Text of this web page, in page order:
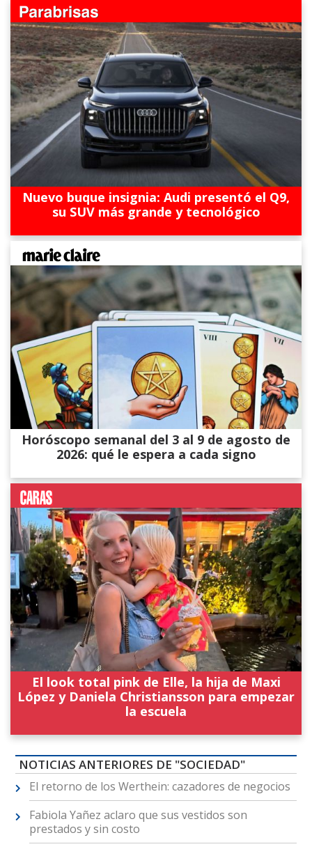
Nuevo buque insignia: Audi presentó el Q9,
su SUV más grande y tecnológico
Horóscopo semanal del 3 al 9 de agosto de
2026: qué le espera a cada signo
El look total pink de Elle, la hija de Maxi
López y Daniela Christiansson para empezar
la escuela
NOTICIAS ANTERIORES DE "SOCIEDAD"
El retorno de los Werthein: cazadores de negocios
Fabiola Yañez aclaro que sus vestidos son
prestados y sin costo